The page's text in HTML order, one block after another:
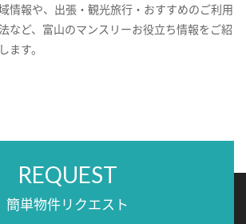
情報や、出張・観光旅行・おすすめのご利用
など、富山のマンスリーお役立ち情報をご紹
ます。
REQUEST
簡単物件リクエスト